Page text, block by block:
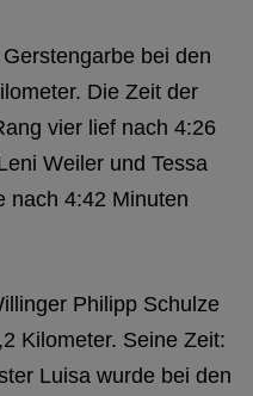
bei den
Die Zeit der
vier lief nach 4:26
Weiler und Tessa
nach 4:42 Minuten
Philipp Schulze
Kilometer. Seine Zeit:
Luisa wurde bei den